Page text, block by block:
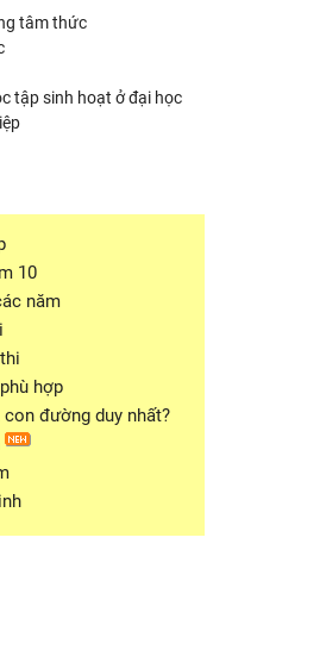
tâm thức
tập sinh hoạt ở đại học
10
năm
hợp
đường duy nhất?